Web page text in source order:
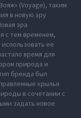
(Voyage), таким
в новую эру
эра
с тем временем,
ее
время для
природа и
бренда был
крылья
в сочетании с
задать новое